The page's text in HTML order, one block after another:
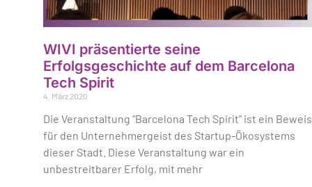
WIVI präsentierte seine
Erfolgsgeschichte auf dem Barcelona
Tech Spirit
4. März 2020
Die Veranstaltung "Barcelona Tech Spirit" ist ein Beweis
für den Unternehmergeist des Startup-Ökosystems
dieser Stadt. Diese Veranstaltung war ein
unbestreitbarer Erfolg, mit mehr